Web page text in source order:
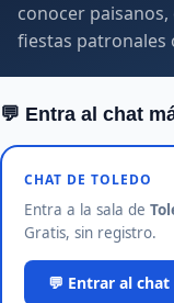
conocer
fiestas patronales
💬 Entra al chat
CHAT DE TOLEDO
Entra a la sala de
Gratis, sin registro.
💬 Entrar al chat